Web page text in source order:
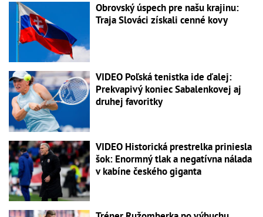
Obrovský úspech pre našu krajinu:
Traja Slováci získali cenné kovy
VIDEO Poľská tenistka ide ďalej:
Prekvapivý koniec Sabalenkovej aj
druhej favoritky
VIDEO Historická prestrelka priniesla
šok: Enormný tlak a negatívna nálada
v kabíne českého giganta